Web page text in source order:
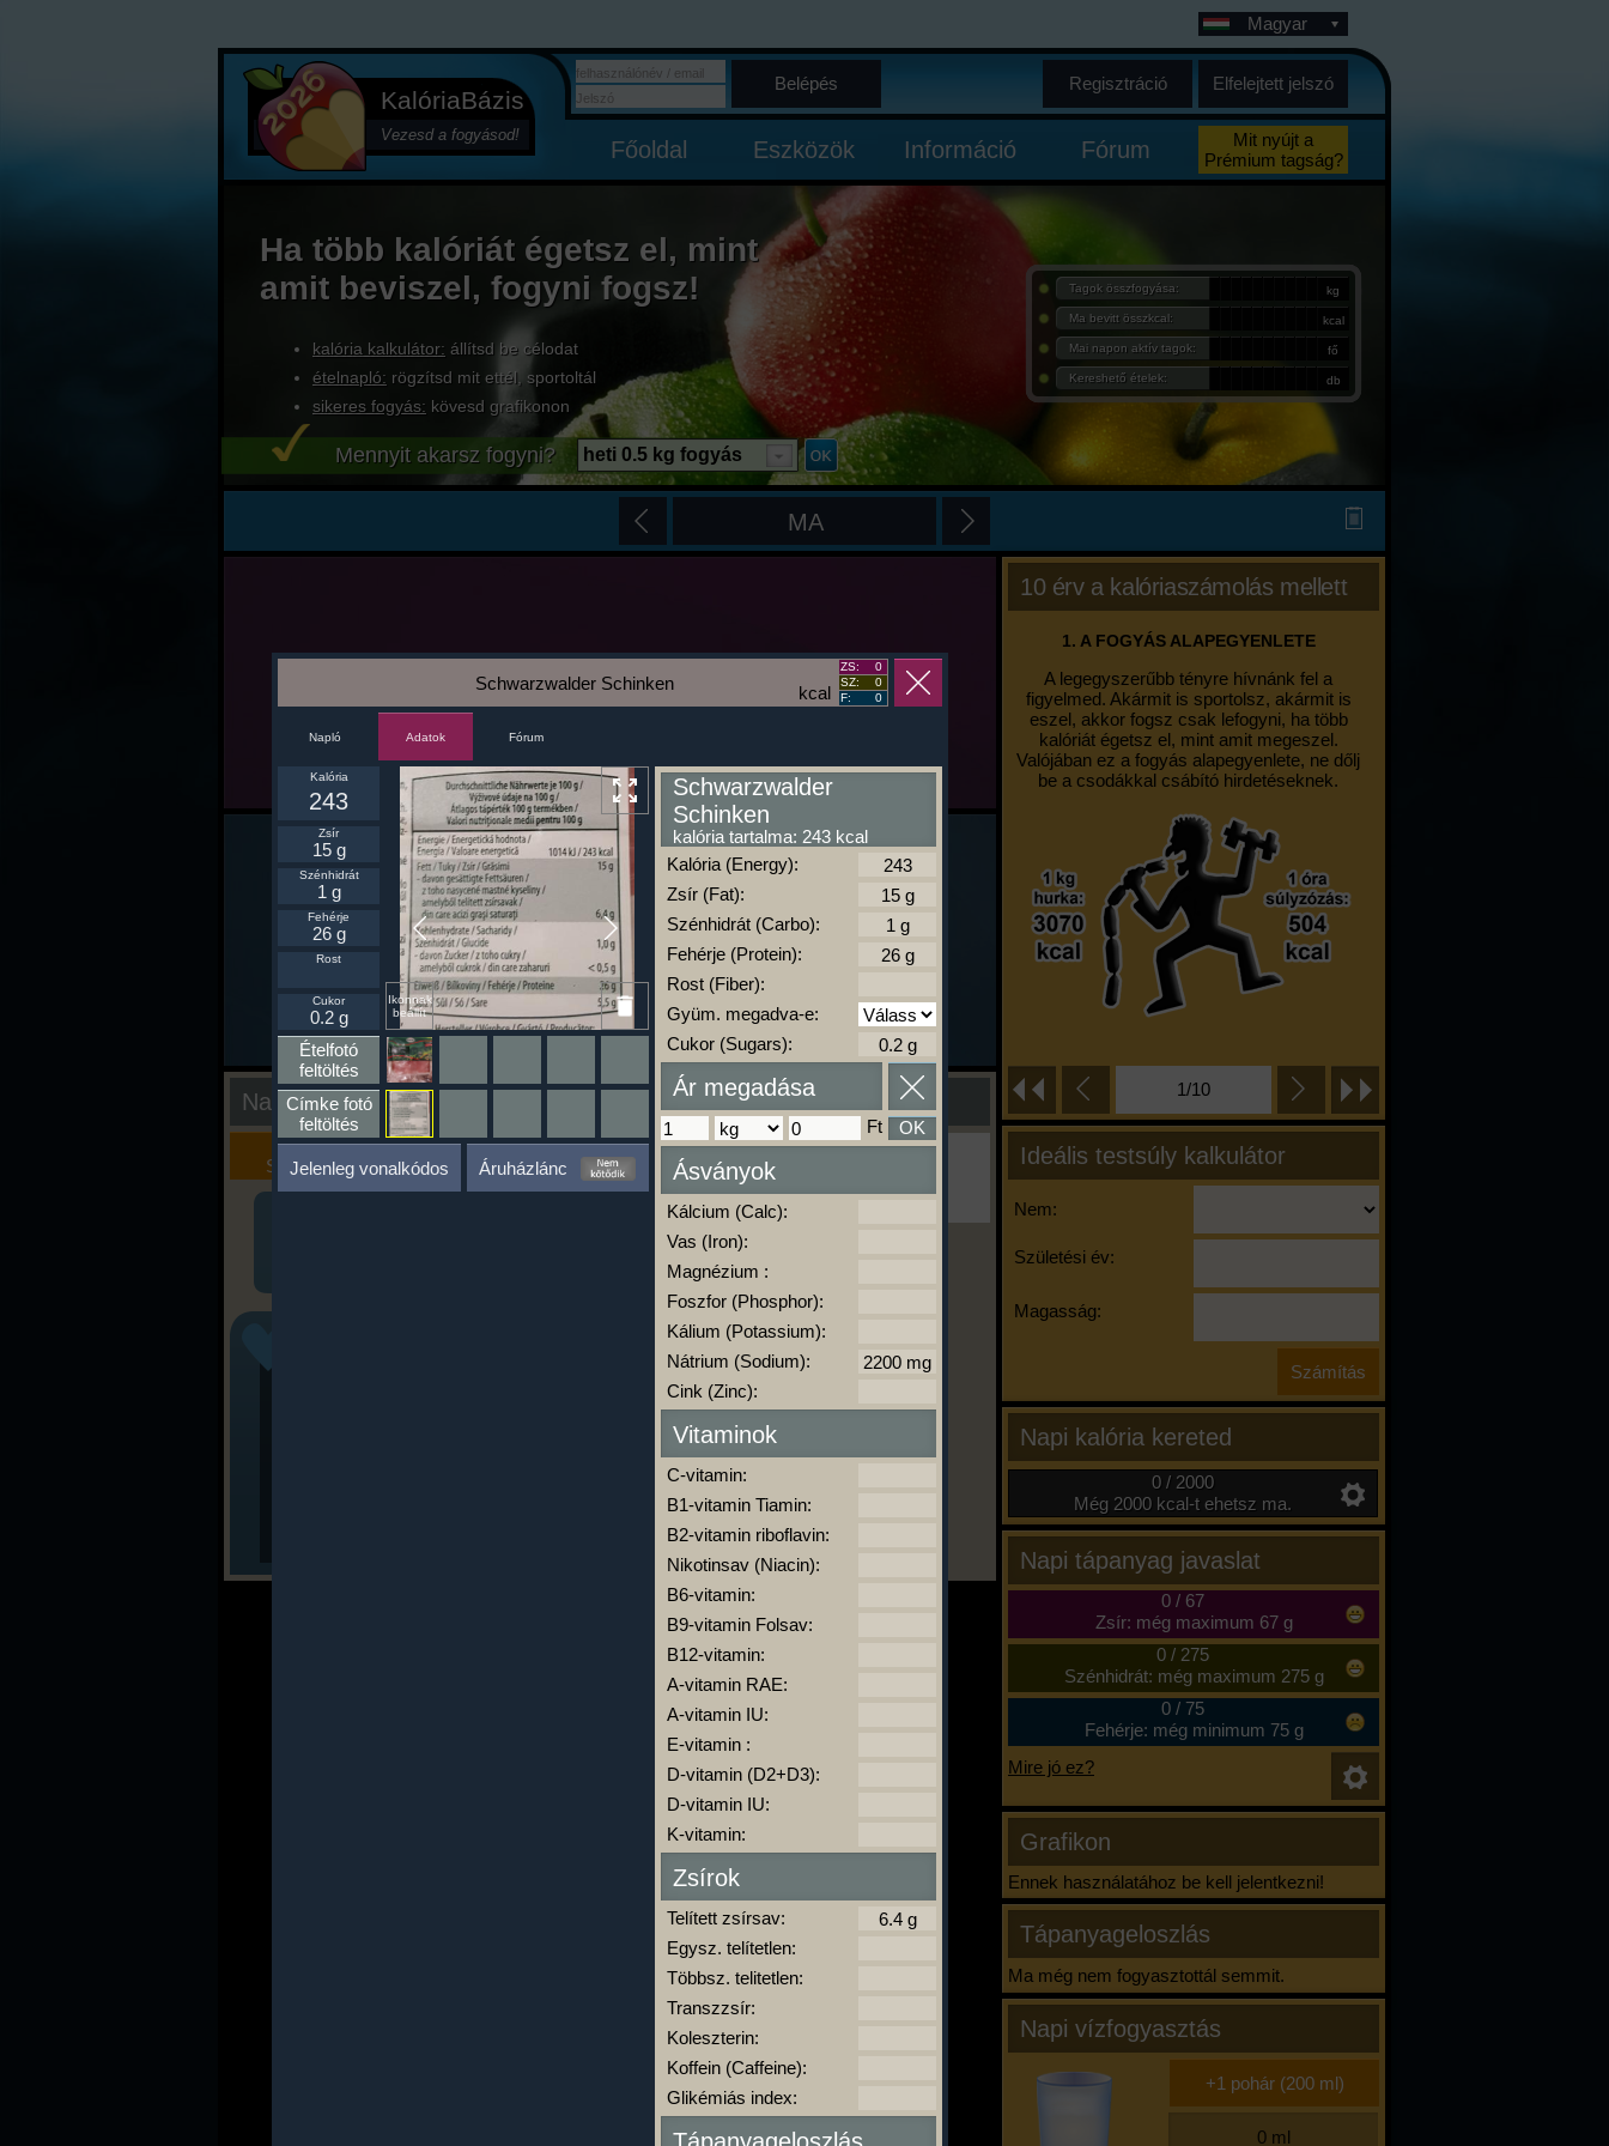
KalóriaBázis
Vezesd a fogyásod!
Magyar
Belépés Regisztráció Elfelejtett jelszó
Főoldal Eszközök Információ Fórum
Mit nyújt a
Prémium tagság?
Ha több kalóriát égetsz el, mint
amit beviszel, fogyni fogsz!
kalória kalkulátor: állítsd be célodat
ételnapló: rögzítsd mit ettél, sportoltál
sikeres fogyás: kövesd grafikonon
Tagok összfogyása: kg
Ma bevitt összkcal: kcal
Mai napon aktív tagok: fő
Kereshető ételek: db
Mennyit akarsz fogyni? heti 0.5 kg fogyás
MA
10 érv a kalóriaszámolás mellett
1. A FOGYÁS ALAPEGYENLETE
A legegyszerűbb tényre hívnánk fel a
figyelmed. Akármit is sportolsz, akármit is
eszel, akkor fogsz csak lefogyni, ha több
kalóriát égetsz el, mint amit megeszel.
Valójában ez a fogyás alapegyenlete, ne dőlj
be a csodákkal csábító hirdetéseknek.
1/10
Ideális testsúly kalkulátor
Nem:
Születési év:
Magasság:
Napi kalória kereted
0 / 2000
Még 2000 kcal-t ehetsz ma.
Napi tápanyag javaslat
0/ 67
Zsír: még maximum 67 g
0/ 275
Szénhidrát: még maximum 275 g
0/ 75
Fehérje: még minimum 75 g
Mire jó ez?
Grafikon
Ennek használatához be kell jelentkezni!
Tápanyageloszlás
Ma még nem fogyasztottál semmit.
Napi vízfogyasztás
Nap kiértékelése
Kalória
Szimulátor
Szöveges
Értékelés
Ha ma már nem eszel/sportolsz többet,
kattints a kiértékelésre!
A Kalória Szimulátor Prémium funkció.
kalóriabázis.hu
-
kcal
Schwarzwalder Schinken
ZS:
0
SZ:
0
F:
0
Napló Adatok Fórum
Ikonnak
beállít
Kalória
243
Zsír
15 g
Szénhidrát
1 g
Fehérje
26 g
Rost
Cukor
0.2 g
Ételfotó
feltöltés
Címke fotó
feltöltés
Jelenleg vonalkódos Áruházlánc
Schwarzwalder
Schinken
kalória tartalma: 243 kcal
Kalória (Energy):
Zsír (Fat):
Szénhidrát (Carbo):
Fehérje (Protein):
Rost (Fiber):
Gyüm. megadva-e:
Cukor (Sugars):
Ár megadása
Ft OK
Ásványok
Kálcium (Calc):
Vas (Iron):
Magnézium :
Foszfor (Phosphor):
Kálium (Potassium):
Nátrium (Sodium):
Cink (Zinc):
Vitaminok
C-vitamin:
B1-vitamin Tiamin:
B2-vitamin riboflavin:
Nikotinsav (Niacin):
B6-vitamin:
B9-vitamin Folsav:
B12-vitamin:
A-vitamin RAE:
A-vitamin IU:
E-vitamin :
D-vitamin (D2+D3):
D-vitamin IU:
K-vitamin:
Zsírok
Telített zsírsav:
Egysz. telítetlen:
Többsz. telitetlen:
Transzzsír:
Koleszterin:
Koffein (Caffeine):
Glikémiás index: